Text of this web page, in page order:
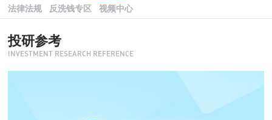
法律法规
反洗钱专区 视频中心
投研参考
INVESTMENT RESEARCH REFERENCE